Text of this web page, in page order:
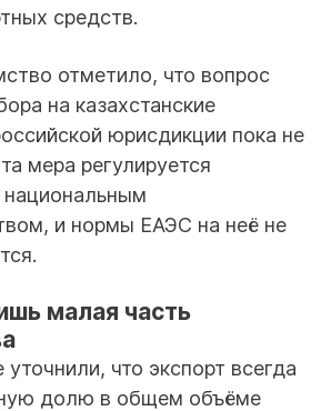
средств.
отметило, что вопрос
на казахстанские
юрисдикции пока не
мера регулируется
и нормы ЕАЭС на неё не
малая часть
что экспорт всегда
долю в общем объёме